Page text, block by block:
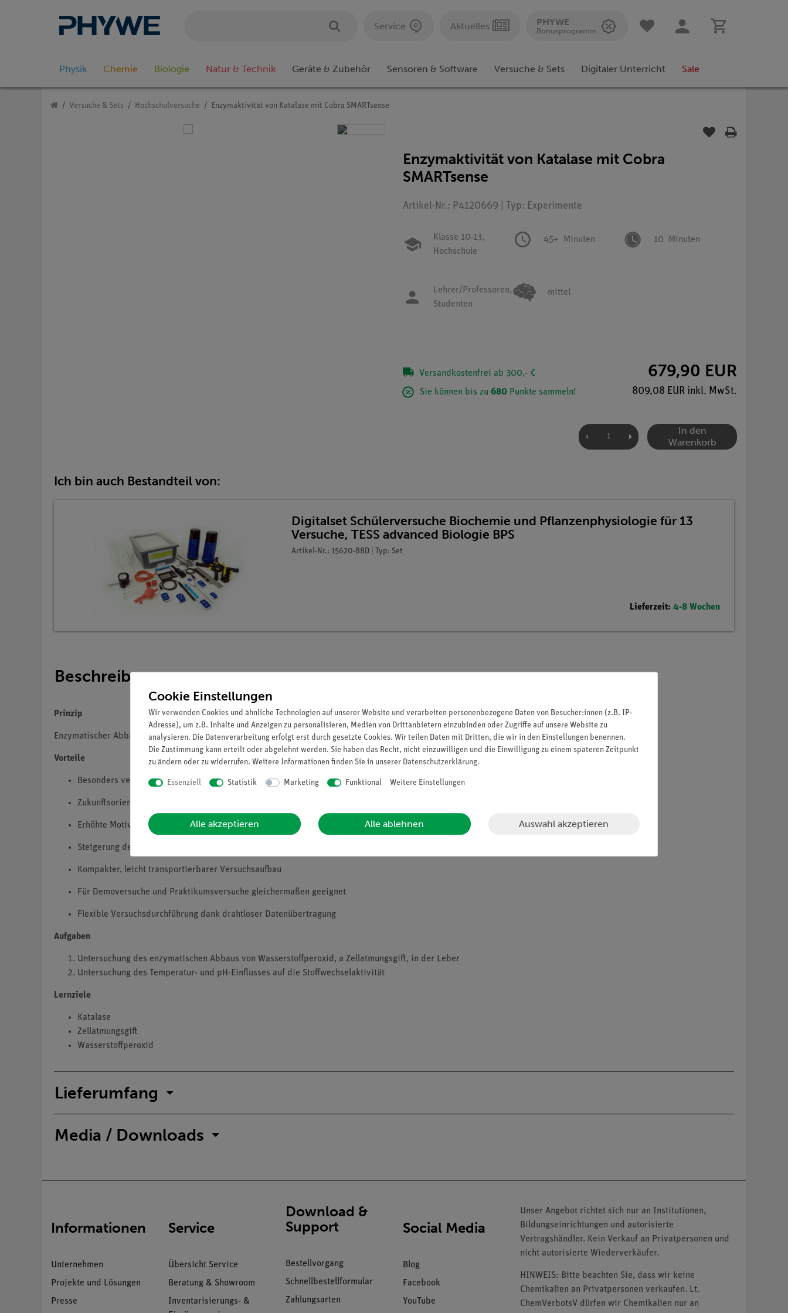
Service Aktuelles PHYWE
Bonusprogramm
Physik Chemie Biologie Natur & Technik Geräte & Zubehör Sensoren & Software Versuche & Sets Digitaler Unterricht Sale
Versuche & Sets Hochschulversuche Enzymaktivität von Katalase mit Cobra SMARTsense
Enzymaktivität von Katalase mit Cobra
SMARTsense
Artikel-Nr.: P4120669 | Typ: Experimente
Klasse 10-13,
Hochschule
45+ Minuten 10 Minuten
Lehrer/Professoren,
Studenten
mittel
Versandkostenfrei ab 300,- €
Sie können bis zu 680 Punkte sammeln!
679,90 EUR
809,08 EUR inkl. MwSt.
In den
Warenkorb
Ich bin auch Bestandteil von:
Digitalset Schülerversuche Biochemie und Pflanzenphysiologie für 13
Versuche, TESS advanced Biologie BPS
Artikel-Nr.: 15620-88D | Typ: Set
Lieferzeit: 4-8 Wochen
Beschreibung
Prinzip
Enzymatischer Abbau des Zellatmungsgifts Wasserstoffperoxid in der Leber.
Vorteile
Besonders verständliche und didaktisch aufbereitete Versuchsbeschreibung (Alltagsbezug etc.) inkl. Protokollfragen.
Zukunftsorientiert unterrichten: Einbindung in den digitalen naturwissenschaftlichen Unterricht mit Tablets oder Smartphones.
Erhöhte Motivation bei Schüler/innen durch Nutzung der intuitiven measureAPP.
Steigerung der Medienkompetenz.
Kompakter, leicht transportierbarer Versuchsaufbau
Für Demoversuche und Praktikumsversuche gleichermaßen geeignet
Flexible Versuchsdurchführung dank drahtloser Datenübertragung
Aufgaben
Untersuchung des enzymatischen Abbaus von Wasserstoffperoxid, a Zellatmungsgift, in der Leber
Untersuchung des Temperatur- und pH-Einflusses auf die Stoffwechselaktivität
Lernziele
Katalase
Zellatmungsgift
Wasserstoffperoxid
Lieferumfang
Media / Downloads
Informationen
Unternehmen
Projekte und Lösungen
Presse
Service
Übersicht Service
Beratung & Showroom
Inventarisierungs- &
Download &
Support
Bestellvorgang
Schnellbestellformular
Zahlungsarten
Social Media
Blog
Facebook
YouTube
Unser Angebot richtet sich nur an Institutionen,
Bildungseinrichtungen und autorisierte
Vertragshändler. Kein Verkauf an Privatpersonen und
nicht autorisierte Wiederverkäufer.
HINWEIS: Bitte beachten Sie, dass wir keine
Chemikalien an Privatpersonen verkaufen. Lt.
ChemVerbotsV dürfen wir Chemikalien nur an
Cookie Einstellungen
Wir verwenden Cookies und ähnliche Technologien auf unserer Website und verarbeiten personenbezogene Daten von Besucher:innen (z.B. IP-
Adresse), um z.B. Inhalte und Anzeigen zu personalisieren, Medien von Drittanbietern einzubinden oder Zugriffe auf unsere Website zu
analysieren. Die Datenverarbeitung erfolgt erst durch gesetzte Cookies. Wir teilen Daten mit Dritten, die wir in den Einstellungen benennen.
Die Zustimmung kann erteilt oder abgelehnt werden. Sie haben das Recht, nicht einzuwilligen und die Einwilligung zu einem späteren Zeitpunkt
zu ändern oder zu widerrufen. Weitere Informationen finden Sie in unserer Daten­schutz­erklärung.
Essenziell Statistik Marketing Funktional Weitere Einstellungen
Alle akzeptieren Alle ablehnen Auswahl akzeptieren